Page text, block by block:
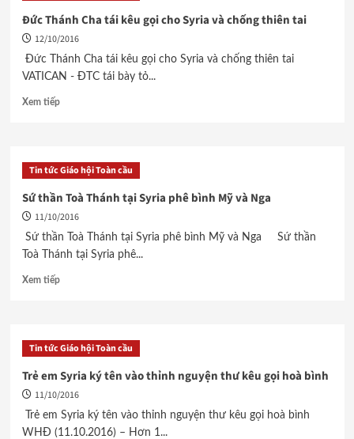
Đức Thánh Cha tái kêu gọi cho Syria và chống thiên tai
12/10/2016
Đức Thánh Cha tái kêu gọi cho Syria và chống thiên tai
VATICAN - ĐTC tái bày tỏ...
Xem tiếp
Tin tức Giáo hội Toàn cầu
Sứ thần Toà Thánh tại Syria phê bình Mỹ và Nga
11/10/2016
Sứ thần Toà Thánh tại Syria phê bình Mỹ và Nga Sứ thần
Toà Thánh tại Syria phê...
Xem tiếp
Tin tức Giáo hội Toàn cầu
Trẻ em Syria ký tên vào thỉnh nguyện thư kêu gọi hoà bình
11/10/2016
Trẻ em Syria ký tên vào thỉnh nguyện thư kêu gọi hoà bình
WHĐ (11.10.2016) – Hơn 1...